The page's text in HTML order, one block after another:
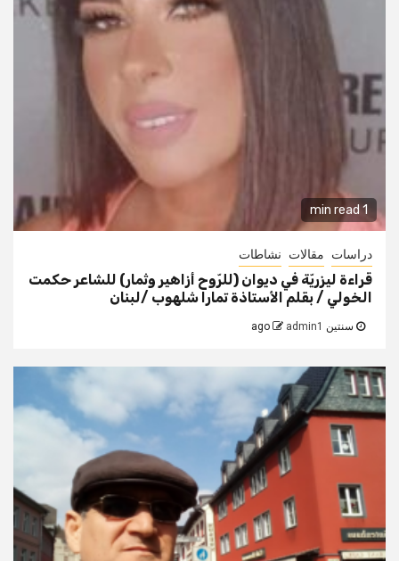
1 min read
دراسات مقالات نشاطات
قراءة ليزريّة في ديوان (للرّوح أزاهير وثمار) للشاعر حكمت
الخولي / بقلم الأستاذة تمارا شلهوب /لبنان
سنتين ago admin1